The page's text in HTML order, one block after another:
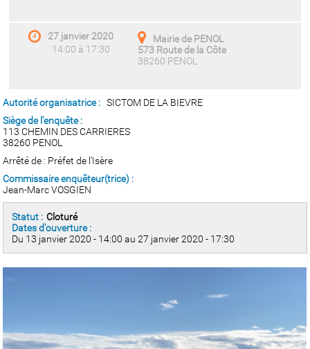
27 janvier 2020
14:00 à 17:30
Mairie de PENOL
573 Route de la Côte
38260 PENOL
Autorité organisatrice : SICTOM DE LA BIEVRE
Siège de l'enquête :
113 CHEMIN DES CARRIERES
38260 PENOL
Arrêté de : Préfet de l'Isère
Commissaire enquêteur(trice) :
Jean-Marc VOSGIEN
Statut : Cloturé
Dates d'ouverture :
Du 13 janvier 2020 - 14:00 au 27 janvier 2020 - 17:30